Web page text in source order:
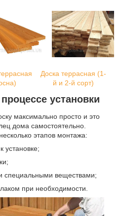
Доска террасная (1-
й и 2-й сорт)
установки
максимально просто и это
дома самостоятельно.
этапов монтажа:
установке;
специальными веществами;
при необходимости.